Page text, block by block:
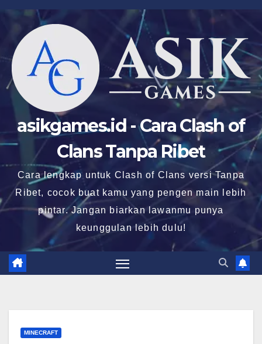
content
asikgames.id - Cara Clash of
Clans Tanpa Ribet
Cara lengkap untuk Clash of Clans versi Tanpa
Ribet, cocok buat kamu yang pengen main lebih
pintar. Jangan biarkan lawanmu punya
keunggulan lebih dulu!
MINECRAFT